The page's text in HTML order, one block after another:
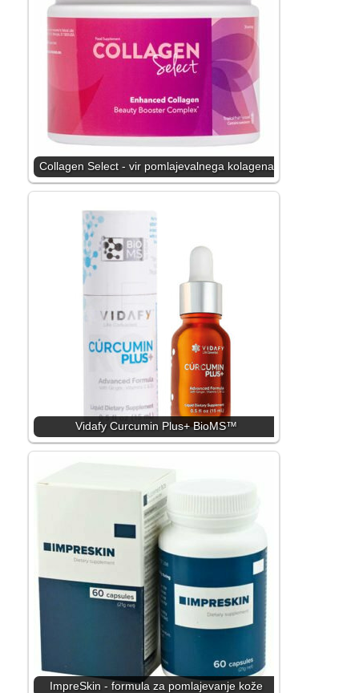
Collagen Select - vir pomlajevalnega kolagena
Vidafy Curcumin Plus+ BioMS™
ImpreSkin - formula za pomlajevanje kože